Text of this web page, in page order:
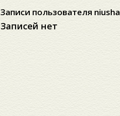
Записи пользователя niusha
Записей нет